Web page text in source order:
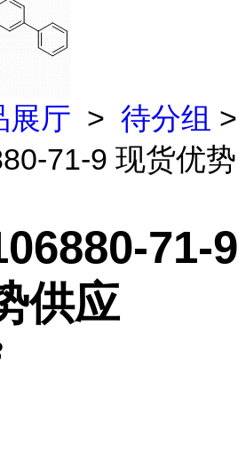
展厅 > 待分组 >
71-9 现货优势
71-9
供应